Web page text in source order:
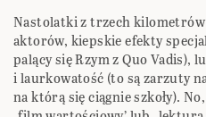
Nastolatki z trzech
aktorów, kiepskie efekty
palący się Rzym z Quo Vadis),
i laurkowatość (to są zarzuty
na którą się ciągnie szkoły).